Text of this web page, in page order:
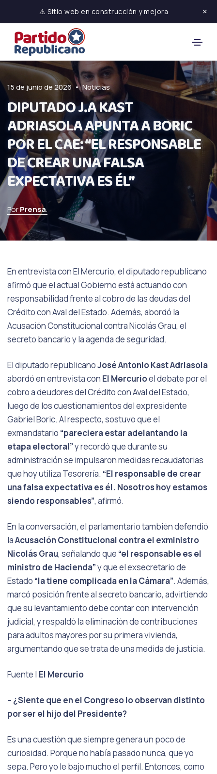
⚠ Sitio web en construcción y mejora ×
15 de junio de 2026 • Noticias
DIPUTADO J.A KAST
ADRIASOLA APUNTA A BORIC
POR EL CAE: “EL RESPONSABLE
DE CREAR UNA FALSA
EXPECTATIVA ES ÉL”
PorPrensa.
En entrevista con El Mercurio, el diputado republicano
afirmó que el actual Gobierno está actuando con
responsabilidad frente al cobro de las deudas del
Crédito con Aval del Estado. Además, abordó la
Acusación Constitucional contra Nicolás Grau, el
secreto bancario y la agenda de seguridad.
El diputado republicanoJosé Antonio Kast Adriasola
abordó en entrevista con El Mercurioel debate por el
cobro a deudores del Crédito con Aval del Estado,
luego de los cuestionamientos del expresidente
Gabriel Boric. Al respecto, sostuvo que el
exmandatario “pareciera estar adelantando la
etapa electoral”y recordó que durante su
administración se impulsaron medidas recaudatorias
que hoy utiliza Tesorería. “El responsable de crear
una falsa expectativa es él. Nosotros hoy estamos
siendo responsables”, afirmó.
En la conversación, el parlamentario también defendió
laAcusación Constitucional contra el exministro
Nicolás Grau, señalando que “el responsable es el
ministro de Hacienda”y que el exsecretario de
Estado “la tiene complicada en la Cámara”. Además,
marcó posición frente al secreto bancario, advirtiendo
que su levantamiento debe contar con intervención
judicial, y respaldó la eliminación de contribuciones
para adultos mayores por su primera vivienda,
argumentando que se trata de una medida de justicia.
Fuente | El Mercurio
– ¿Siente que en el Congreso lo observan distinto
por ser el hijo del Presidente?
Es una cuestión que siempre genera un poco de
curiosidad. Porque no había pasado nunca, que yo
sepa. Pero yo le bajo mucho el perfil. Entonces, como